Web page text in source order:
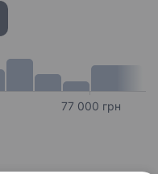
77 000 грн